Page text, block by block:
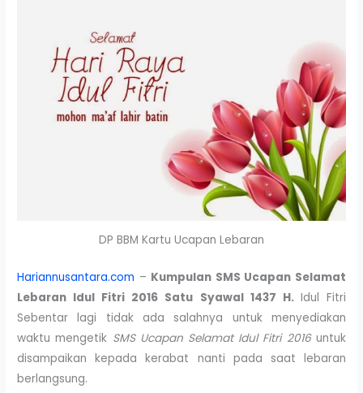
DP BBM Kartu Ucapan Lebaran
Hariannusantara.com – Kumpulan SMS Ucapan Selamat
Lebaran Idul Fitri 2016 Satu Syawal 1437 H. Idul Fitri
Sebentar lagi tidak ada salahnya untuk menyediakan
waktu mengetik SMS Ucapan Selamat Idul Fitri 2016untuk
disampaikan kepada kerabat nanti pada saat lebaran
berlangsung.